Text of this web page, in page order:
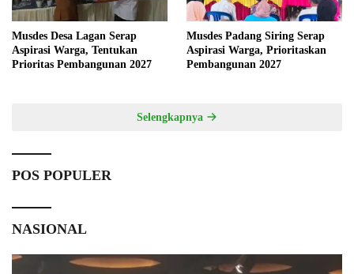
Musdes Desa Lagan Serap
Aspirasi Warga, Tentukan
Prioritas Pembangunan 2027
Musdes Padang Siring Serap
Aspirasi Warga, Prioritaskan
Pembangunan 2027
Selengkapnya
POS POPULER
NASIONAL